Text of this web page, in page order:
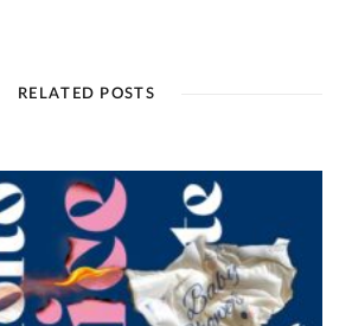
RELATED POSTS